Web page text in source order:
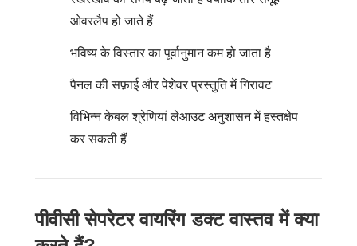
ओवरलैप हो जाते हैं
भविष्य के विस्तार का पूर्वानुमान कम हो जाता है
पैनल की सफ़ाई और पेशेवर प्रस्तुति में गिरावट
विभिन्न केबल श्रेणियां लेआउट अनुशासन में हस्तक्षेप
कर सकती हैं
पीवीसी सेपरेटर वायरिंग डक्ट वास्तव में क्या